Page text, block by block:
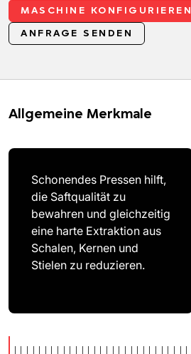
MASCHINE KONFIGURIEREN
ANFRAGE SENDEN
Allgemeine Merkmale
Schonendes Pressen hilft,
die Saftqualität zu
bewahren und gleichzeitig
eine harte Extraktion aus
Schalen, Kernen und
Stielen zu reduzieren.